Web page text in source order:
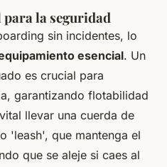
la seguridad
sin incidentes, lo
esencial. Un
es crucial para
garantizando flotabilidad
llevar una cuerda de
'leash', que mantenga el
que se aleje si caes al